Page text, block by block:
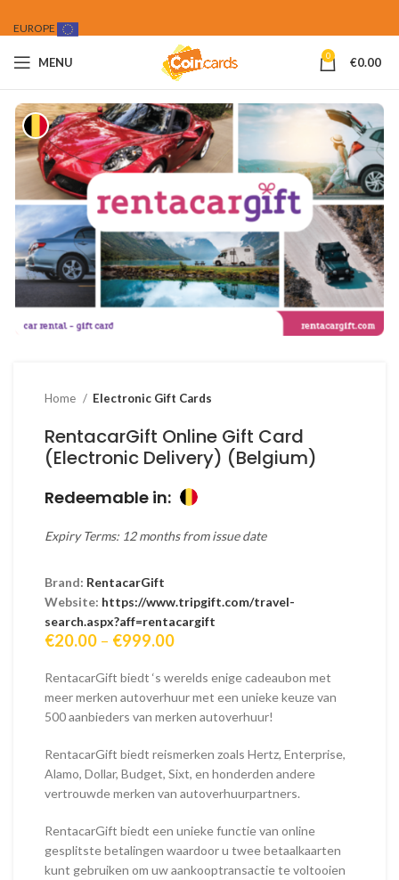
EUROPE
MENU 0 €0.00
Home Electronic Gift Cards
RentacarGift Online Gift Card
(Electronic Delivery) (Belgium)
Redeemable in:
Expiry Terms: 12 months from issue date
Brand: RentacarGift
Website: https://www.tripgift.com/travel-
search.aspx?aff=rentacargift
€20.00 – €999.00Price
€20.00
through
€999.00
RentacarGift biedt ‘s werelds enige cadeaubon met
meer merken autoverhuur met een unieke keuze van
500 aanbieders van merken autoverhuur!
RentacarGift biedt reismerken zoals Hertz, Enterprise,
Alamo, Dollar, Budget, Sixt, en honderden andere
vertrouwde merken van autoverhuurpartners.
RentacarGift biedt een unieke functie van online
gesplitste betalingen waardoor u twee betaalkaarten
kunt gebruiken om uw aankooptransactie te voltooien